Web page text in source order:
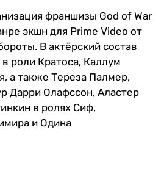
франшизы God of War
экшн для Prime Video от
В актёрский состав
роли Кратоса, Каллум
а также Тереза Палмер,
Дарри Олафссон, Аластер
в ролях Сиф,
и Одина